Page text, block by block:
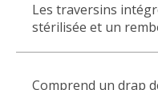
Les traversins
stérilisée et un
Comprend un drap